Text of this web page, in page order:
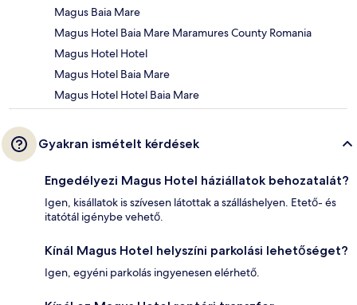
Magus Baia Mare
Magus Hotel Baia Mare Maramures County Romania
Magus Hotel Hotel
Magus Hotel Baia Mare
Magus Hotel Hotel Baia Mare
Gyakran ismételt kérdések
Engedélyezi Magus Hotel háziállatok behozatalát?
Igen, kisállatok is szívesen látottak a szálláshelyen. Etető- és
itatótál igénybe vehető.
Kínál Magus Hotel helyszíni parkolási lehetőséget?
Igen, egyéni parkolás ingyenesen elérhető.